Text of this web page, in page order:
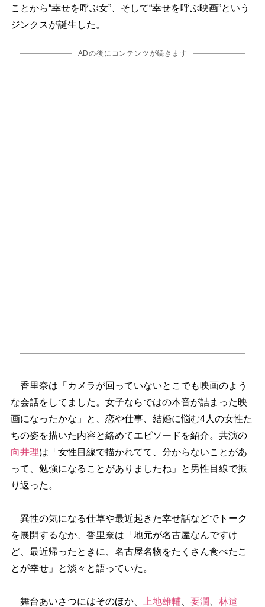
ことから“幸せを呼ぶ女”、そして“幸せを呼ぶ映画”という
ジンクスが誕生した。
ADの後にコンテンツが続きます
香里奈は「カメラが回っていないとこでも映画のよう
な会話をしてました。女子ならではの本音が詰まった映
画になったかな」と、恋や仕事、結婚に悩む4人の女性た
ちの姿を描いた内容と絡めてエピソードを紹介。共演の
向井理は「女性目線で描かれてて、分からないことがあ
って、勉強になることがありましたね」と男性目線で振
り返った。
異性の気になる仕草や最近起きた幸せ話などでトーク
を展開するなか、香里奈は「地元が名古屋なんですけ
ど、最近帰ったときに、名古屋名物をたくさん食べたこ
とが幸せ」と淡々と語っていた。
舞台あいさつにはそのほか、 上地雄輔、 要潤
林遣